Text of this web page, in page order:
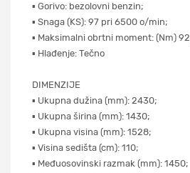
▪ Gorivo: bezolovni benzin;
▪ Snaga (KS): 97 pri 6500 o/min;
▪ Maksimalni obrtni moment: (Nm)
▪ Hlađenje: Tečno
DIMENZIJE
▪ Ukupna dužina (mm): 2430;
▪ Ukupna širina (mm): 1430;
▪ Ukupna visina (mm): 1528;
▪ Visina sedišta (cm): 110;
▪ Međuosovinski razmak (mm): 1450;